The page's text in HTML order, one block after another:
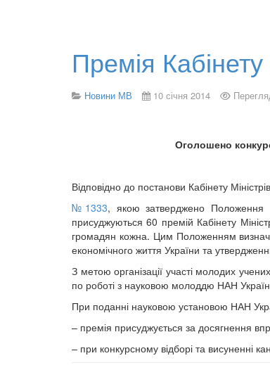
Премія Кабінету
Новини МВ 10 січня 2014
Оголошено
Відповідно до постанови Кабінету
№1333, якою затверджено Положення
присуджуються 60 премій Кабінету
громадян кожна. Цим Положенням
економічного життя України та
З метою організації участі молодих
по роботі з науковою молоддю НАН
При поданні науковою установою НАН
– премія присуджується за досягнення
– при конкурсному відборі та висуненні